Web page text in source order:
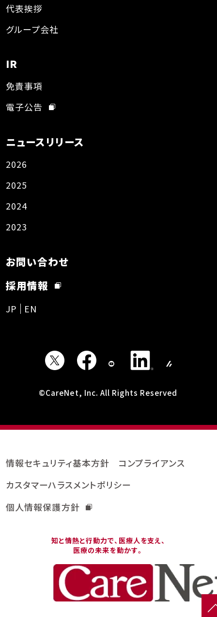
代表挨拶
グループ会社
IR
免責事項
電子公告
ニュースリリース
2026
2025
2024
2023
お問い合わせ
採用情報
JP EN
©CareNet, Inc. All Rights Reserved
知と情熱と行動力で、医療人を支え、
医療の未来を動かす。
情報セキュリティ基本方針
コンプライアンス
カスタマーハラスメントポリシー
個人情報保護方針